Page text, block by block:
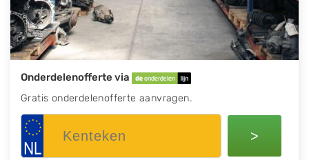
Onderdelenofferte via
Gratis onderdelenofferte aanvragen.
>